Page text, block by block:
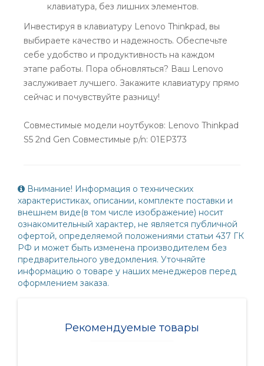
клавиатура, без лишних элементов.
Инвестируя в клавиатуру Lenovo Thinkpad, вы
выбираете качество и надежность. Обеспечьте
себе удобство и продуктивность на каждом
этапе работы. Пора обновляться? Ваш Lenovo
заслуживает лучшего. Закажите клавиатуру прямо
сейчас и почувствуйте разницу!
Совместимые модели ноутбуков: Lenovo Thinkpad
S5 2nd Gen Совместимые p/n: 01EP373
Внимание! Информация о технических
характеристиках, описании, комплекте поставки и
внешнем виде(в том числе изображение) носит
ознакомительный характер, не является публичной
офертой, определяемой положениями статьи 437 ГК
РФ и может быть изменена производителем без
предварительного уведомления. Уточняйте
информацию о товаре у наших менеджеров перед
оформлением заказа.
Рекомендуемые товары